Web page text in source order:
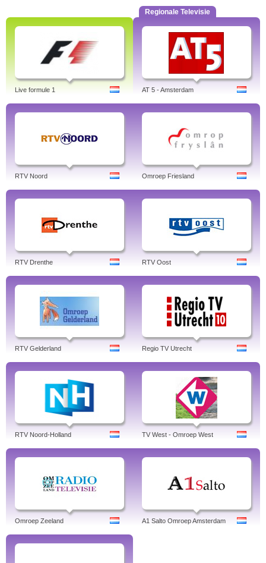
Live formule 1
Regionale Televisie
AT 5 - Amsterdam
RTV Noord Omroep Friesland
RTV Drenthe RTV Oost
RTV Gelderland Regio TV Utrecht
RTV Noord-Holland TV West - Omroep West
Omroep Zeeland A1 Salto Omroep Amsterdam